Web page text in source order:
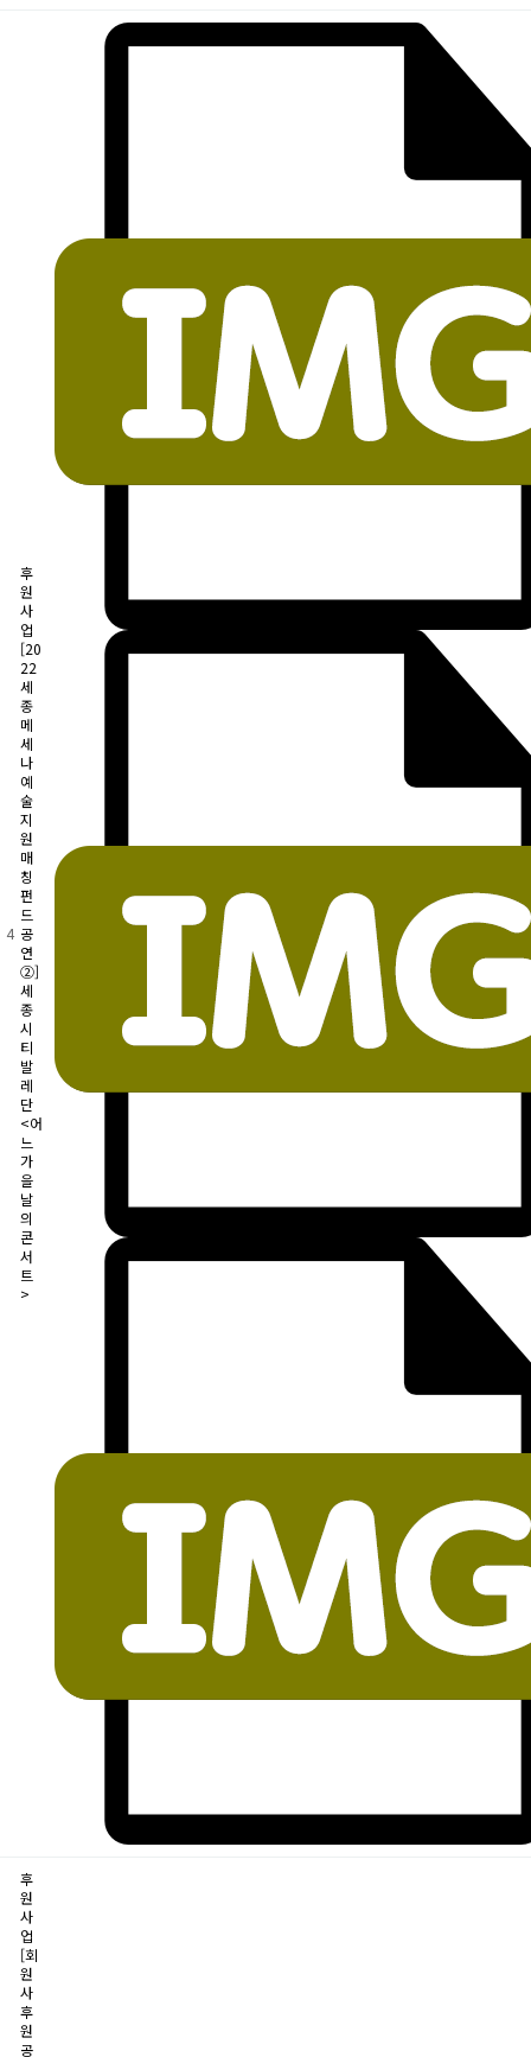
4
후
원
사
업
[20
22
세
종
메
세
나
예
술
지
원
매
칭
펀
드
공
연
②]
세
종
시
티
발
레
단
<어
느
가
을
날
의
콘
서
트
>
후
원
사
업
[회
원
사
후
원
공